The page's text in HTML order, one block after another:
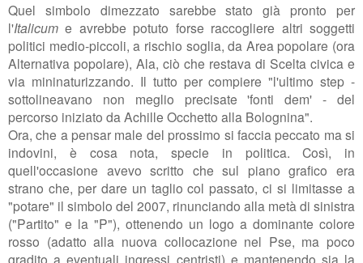
Quel simbolo dimezzato sarebbe stato già pronto per
l'Italicume avrebbe potuto forse raccogliere altri soggetti
politici medio-piccoli, a rischio soglia, da Area popolare (ora
Alternativa popolare), Ala, ciò che restava di Scelta civica e
via mininaturizzando. Il tutto per compiere"l'ultimo step -
sottolineavano non meglio precisate 'fonti dem' - del
percorso iniziato da Achille Occhetto alla Bolognina".
Ora, che a pensar male del prossimo si faccia peccato ma si
indovini, è cosa nota, specie in politica. Così, in
quell'occasione avevo scritto che sul piano grafico era
strano che, per dare un taglio col passato, ci si limitasse a
"potare" il simbolo del 2007, rinunciando alla metà di sinistra
("Partito" e la "P"), ottenendo un logo a dominante colore
rosso (adatto alla nuova collocazione nel Pse, ma poco
gradito a eventuali ingressi centristi) e mantenendo sia la